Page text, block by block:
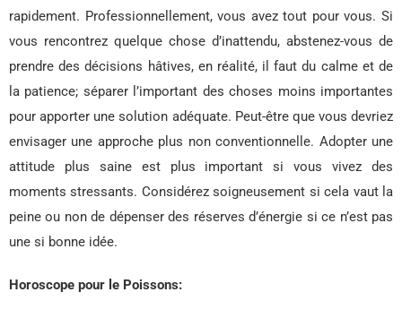
rapidement. Professionnellement, vous avez tout pour vous. Si
vous rencontrez quelque chose d’inattendu, abstenez-vous de
prendre des décisions hâtives, en réalité, il faut du calme et de
la patience; séparer l’important des choses moins importantes
pour apporter une solution adéquate. Peut-être que vous devriez
envisager une approche plus non conventionnelle. Adopter une
attitude plus saine est plus important si vous vivez des
moments stressants. Considérez soigneusement si cela vaut la
peine ou non de dépenser des réserves d’énergie si ce n’est pas
une si bonne idée.
Horoscope pour le Poissons: